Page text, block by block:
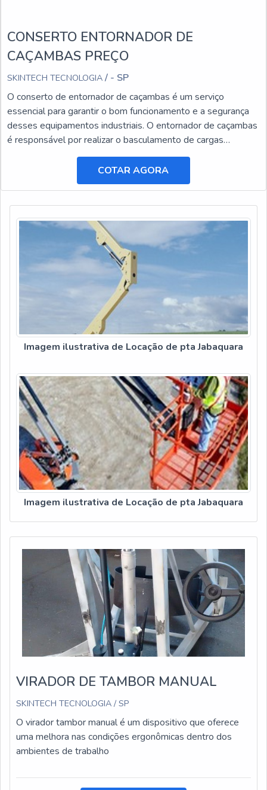
CONSERTO ENTORNADOR DE
CAÇAMBAS PREÇO
SKINTECH TECNOLOGIA / - SP
O conserto de entornador de caçambas é um serviço
essencial para garantir o bom funcionamento e a segurança
desses equipamentos industriais. O entornador de caçambas
é responsável por realizar o basculamento de cargas
pesadas, facilitando o transporte e a descarga de materiais.
COTAR AGORA
Imagem ilustrativa de Locação de pta Jabaquara
Imagem ilustrativa de Locação de pta Jabaquara
VIRADOR DE TAMBOR MANUAL
SKINTECH TECNOLOGIA / SP
O virador tambor manual é um dispositivo que oferece
uma melhora nas condições ergonômicas dentro dos
ambientes de trabalho